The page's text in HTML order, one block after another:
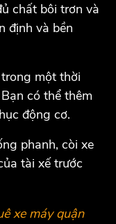
chất bôi trơn và
định và bền
một thời
có thể thêm
động cơ.
phanh, còi xe
tài xế trước
xe máy quận